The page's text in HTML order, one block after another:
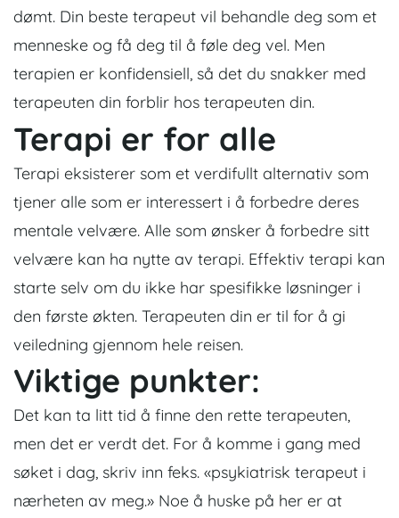
dømt. Din beste terapeut vil behandle deg som et
menneske og få deg til å føle deg vel. Men
terapien er konfidensiell, så det du snakker med
terapeuten din forblir hos terapeuten din.
Terapi er for alle
Terapi eksisterer som et verdifullt alternativ som
tjener alle som er interessert i å forbedre deres
mentale velvære. Alle som ønsker å forbedre sitt
velvære kan ha nytte av terapi. Effektiv terapi kan
starte selv om du ikke har spesifikke løsninger i
den første økten. Terapeuten din er til for å gi
veiledning gjennom hele reisen.
Viktige punkter:
Det kan ta litt tid å finne den rette terapeuten,
men det er verdt det. For å komme i gang med
søket i dag, skriv inn feks. «psykiatrisk terapeut i
nærheten av meg.» Noe å huske på her er at